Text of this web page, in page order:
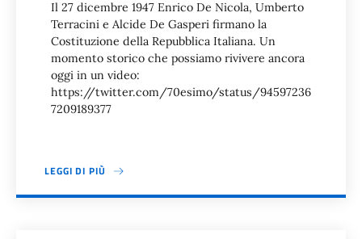
Il 27 dicembre 1947 Enrico De Nicola, Umberto
Terracini e Alcide De Gasperi firmano la
Costituzione della Repubblica Italiana. Un
momento storico che possiamo rivivere ancora
oggi in un video:
https://twitter.com/70esimo/status/94597236
7209189377
LEGGI DI PIÙ